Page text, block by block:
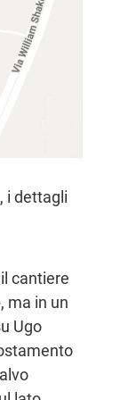
i dettagli
cantiere
, ma in un
Ugo